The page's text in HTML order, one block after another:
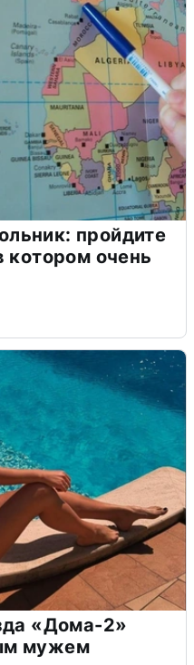
пройдите
котором очень
«Дома-2»
мужем